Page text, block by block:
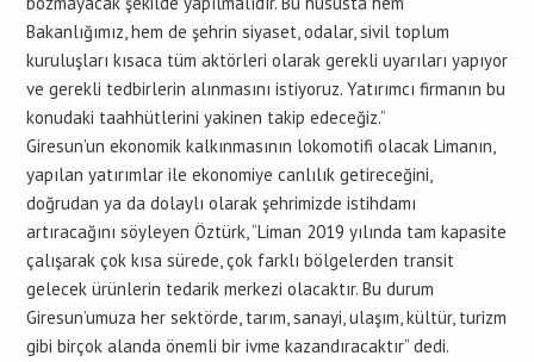
Bakanlığımız, hem de şehrin siyaset, odalar, sivil toplum
kuruluşları kısaca tüm aktörleri olarak gerekli uyarıları yapıyor
ve gerekli tedbirlerin alınmasını istiyoruz. Yatırımcı firmanın bu
konudaki taahhütlerini yakinen takip edeceğiz.”
Giresun’un ekonomik kalkınmasının lokomotifi olacak Limanın,
yapılan yatırımlar ile ekonomiye canlılık getireceğini,
doğrudan ya da dolaylı olarak şehrimizde istihdamı
artıracağını söyleyen Öztürk, “Liman 2019 yılında tam kapasite
çalışarak çok kısa sürede, çok farklı bölgelerden transit
gelecek ürünlerin tedarik merkezi olacaktır. Bu durum
Giresun’umuza her sektörde, tarım, sanayi, ulaşım, kültür, turizm
gibi birçok alanda önemli bir ivme kazandıracaktır” dedi.